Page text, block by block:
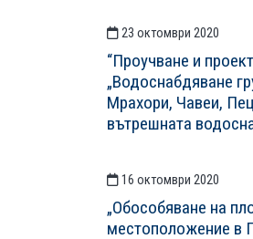
23 октомври 2020
“Проучване и
„Водоснабдяване
Мрахори, Чавеи,
вътрешната
16 октомври 2020
„Обособяване на
местоположение в